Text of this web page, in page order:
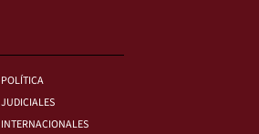
POLÍTICA
JUDICIALES
INTERNACIONALES